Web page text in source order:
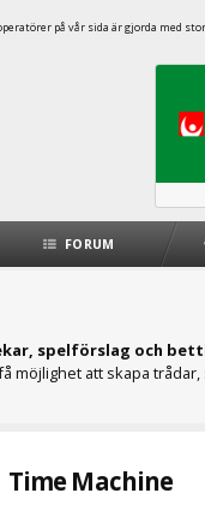
på vår sida är gjorda med
FORUM
spelförslag och
möjlighet att skapa
Time Machine